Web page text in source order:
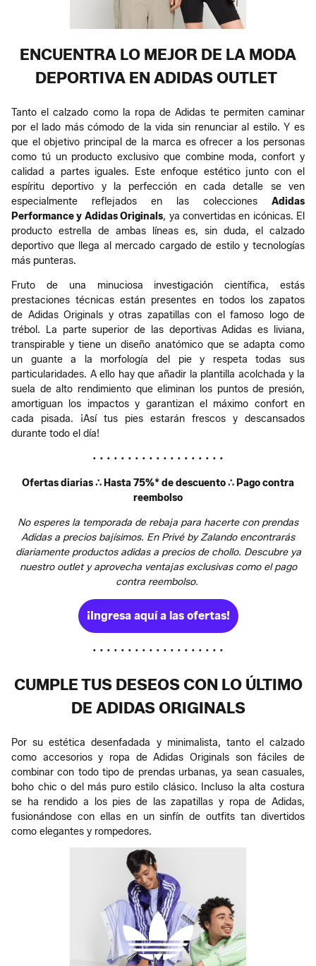
ENCUENTRA LO MEJOR DE LA MODA
DEPORTIVA EN ADIDAS OUTLET
Tanto el calzado como la ropa de Adidas te permiten caminar
por el lado más cómodo de la vida sin renunciar al estilo. Y es
que el objetivo principal de la marca es ofrecer a los personas
como tú un producto exclusivo que combine moda, confort y
calidad a partes iguales.​ Este enfoque estético junto con el
espíritu deportivo y la perfección en cada detalle se ven
especialmente reflejados en las colecciones Adidas
Performance y Adidas Originals, ya convertidas en icónicas. El
producto estrella de ambas líneas es, sin duda, el calzado
deportivo que llega al mercado cargado de estilo y tecnologías
más punteras.
Fruto de una minuciosa investigación científica, estás
prestaciones técnicas están presentes en todos los zapatos
de Adidas Originals y otras zapatillas con el famoso logo de
trébol. La parte superior de las deportivas Adidas es liviana,
transpirable y tiene un diseño anatómico que se adapta como
un guante a la morfología del pie y respeta todas sus
particularidades.​ A ello hay que añadir la plantilla acolchada y la
suela de alto rendimiento que eliminan los puntos de presión,
amortiguan los impactos y garantizan el máximo confort en
cada pisada. ¡Así tus pies estarán frescos y descansados
durante todo el día!​
• • • • • • • • • • • • • • • • • • •
Ofertas diarias ∴ Hasta 75%* de descuento ∴ Pago contra
reembolso
No esperes la temporada de rebaja para hacerte con prendas
Adidas a precios bajísimos. En Privé by Zalando encontrarás
diariamente productos adidas a precios de chollo. Descubre ya
nuestro outlet y aprovecha ventajas exclusivas como el pago
contra reembolso.
¡Ingresa aquí a las ofertas!
• • • • • • • • • • • • • • • • • • •
CUMPLE TUS DESEOS CON LO ÚLTIMO
DE ADIDAS ORIGINALS
Por su estética desenfadada y minimalista, tanto el calzado
como accesorios y ropa de Adidas Originals son fáciles de
combinar con todo tipo de prendas urbanas, ya sean casuales,
boho chic o del más puro estilo clásico.​ Incluso la alta costura
se ha rendido a los pies de las zapatillas y ropa de Adidas,
fusionándose con ellas en un sinfín de outfits tan divertidos
como elegantes y rompedores.